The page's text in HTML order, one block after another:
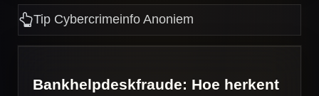
Tip Cybercrimeinfo Anoniem
Bankhelpdeskfraude: Hoe herkent